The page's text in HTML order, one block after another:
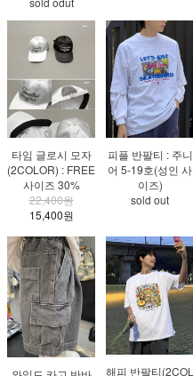
타임 글로시 모자
(2COLOR) : FREE
사이즈 30%
22,400원
15,400원
피플 반팔티 : 주니
어 5-19호(성인 사
이즈)
sold out
해피 반팔티(2COL